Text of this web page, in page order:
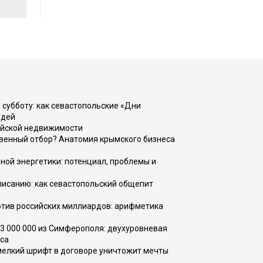
как севастопольские «Дни
недвижимости
отбор? Анатомия крымского бизнеса
энергетики: потенциал, проблемы и
как севастопольский общепит
российских миллиардов: арифметика
000 000 из Симферополя: двухуровневая
шрифт в договоре уничтожит мечты